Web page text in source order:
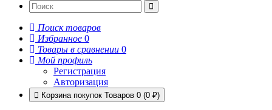
Поиск товаров
Избранное 0
Товары в сравнении 0
Мой профиль
Регистрация
Авторизация
Корзина покупок Товаров 0 (0 ₽)